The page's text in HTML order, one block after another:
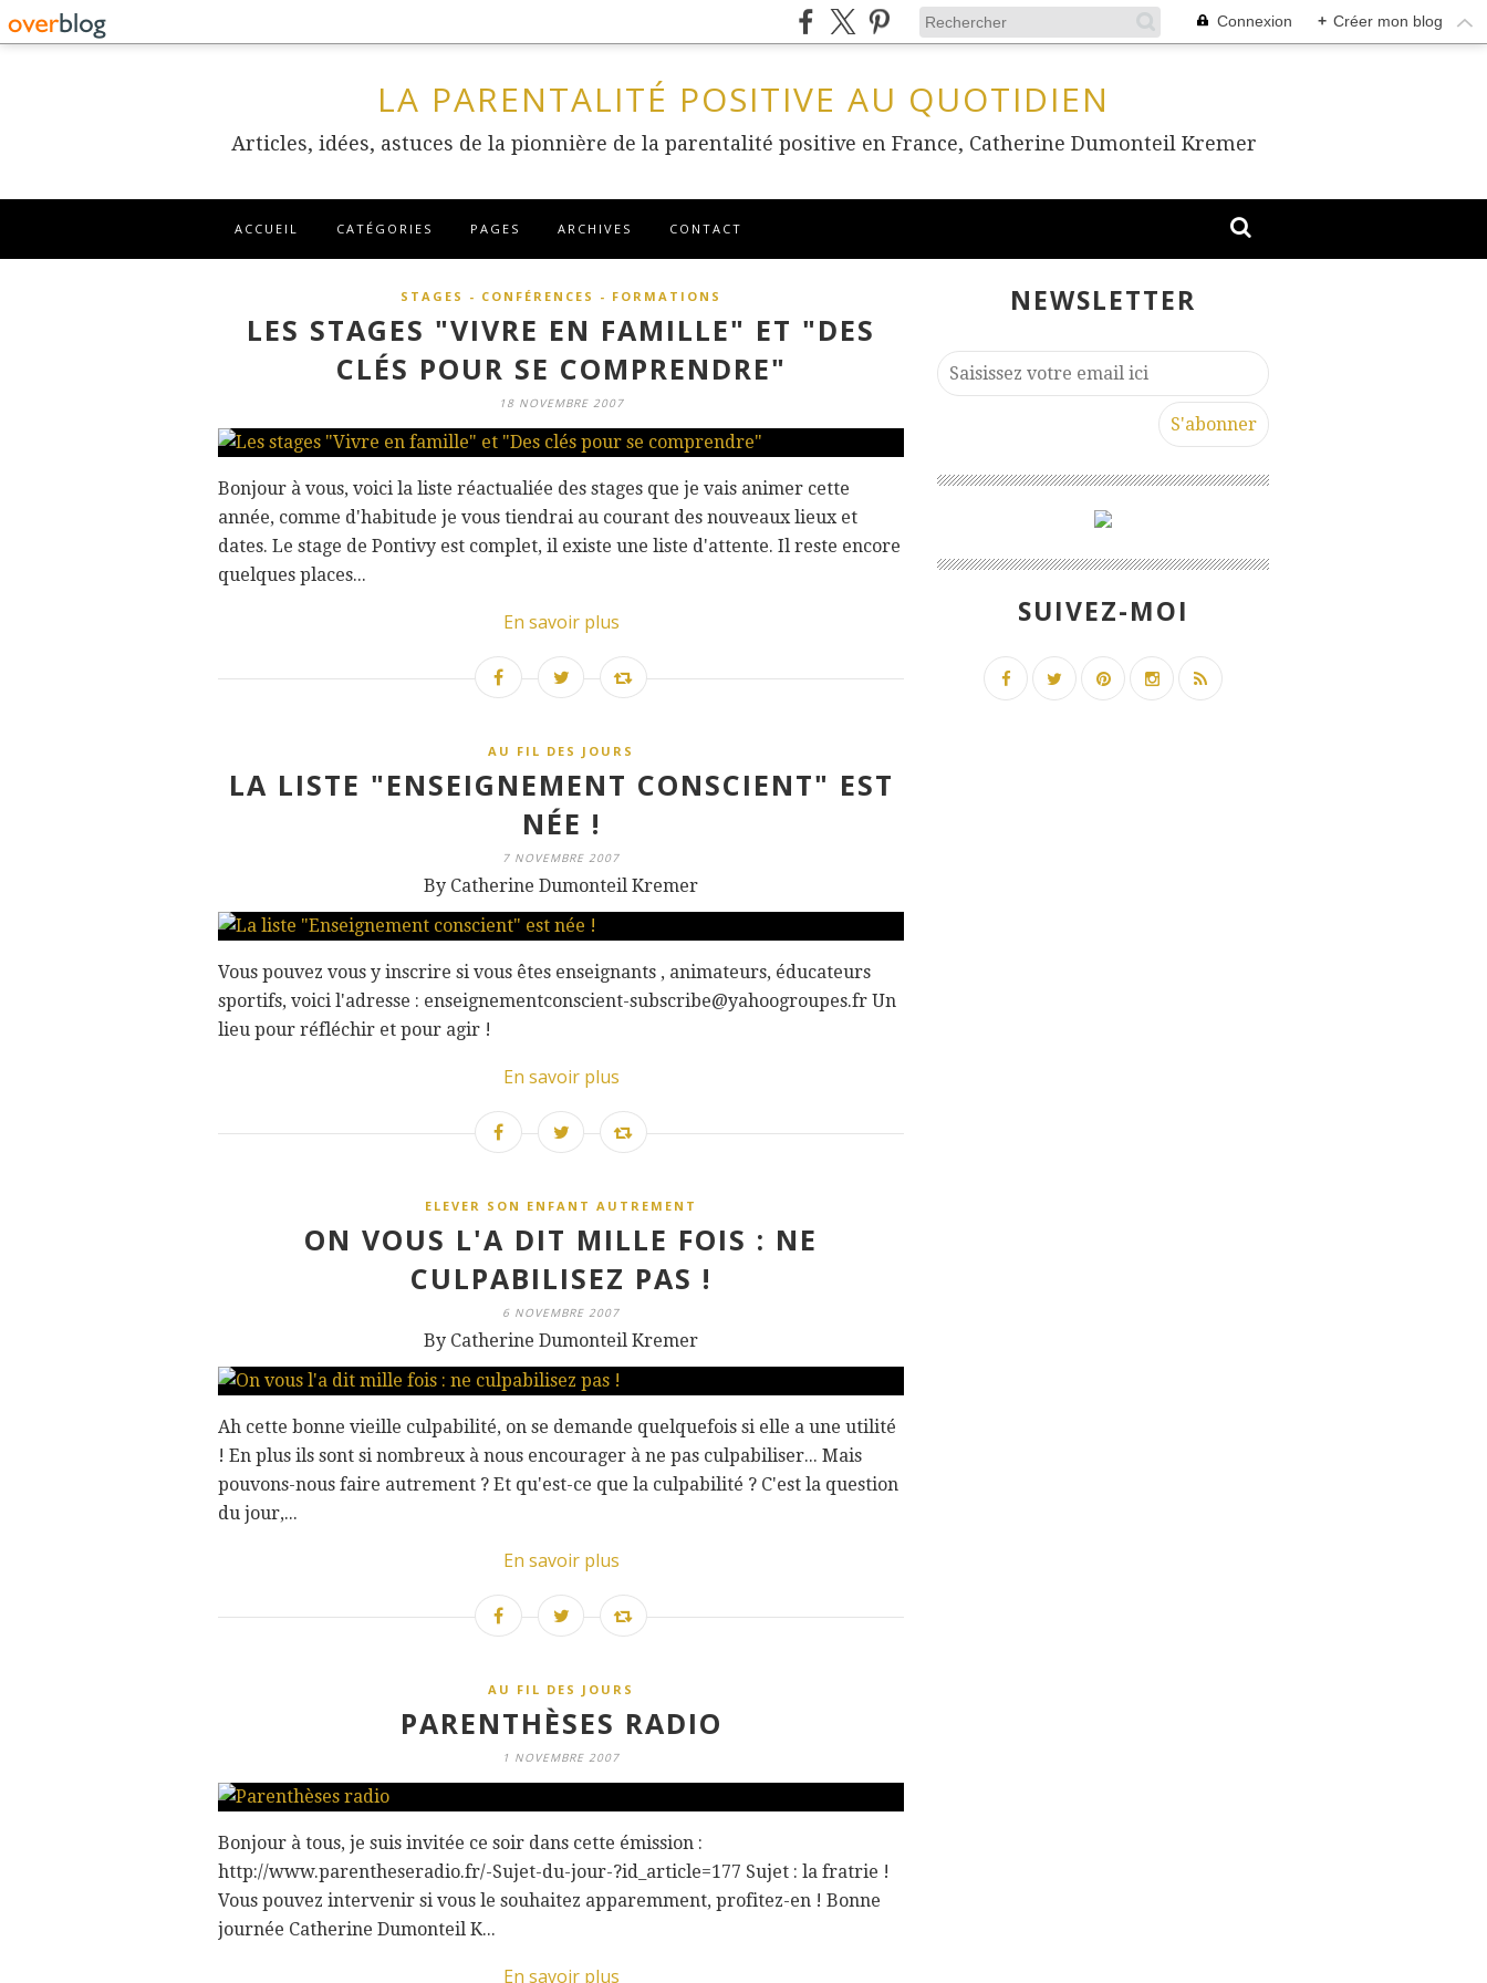
Connexion + Créer mon blog
LA PARENTALITÉ POSITIVE AU QUOTIDIEN
Articles, idées, astuces de la pionnière de la parentalité positive en France, Catherine Dumonteil Kremer
ACCUEIL CATÉGORIES PAGES ARCHIVES CONTACT
STAGES - CONFÉRENCES - FORMATIONS
LES STAGES "VIVRE EN FAMILLE" ET "DES
CLÉS POUR SE COMPRENDRE"
18 NOVEMBRE 2007
Bonjour à vous, voici la liste réactualiée des stages que je vais animer cette
année, comme d'habitude je vous tiendrai au courant des nouveaux lieux et
dates. Le stage de Pontivy est complet, il existe une liste d'attente. Il reste encore
quelques places...
En savoir plus
AU FIL DES JOURS
LA LISTE "ENSEIGNEMENT CONSCIENT" EST
NÉE !
7 NOVEMBRE 2007
By Catherine Dumonteil Kremer
Vous pouvez vous y inscrire si vous êtes enseignants , animateurs, éducateurs
sportifs, voici l'adresse : enseignementconscient-subscribe@yahoogroupes.fr Un
lieu pour réfléchir et pour agir !
En savoir plus
ELEVER SON ENFANT AUTREMENT
ON VOUS L'A DIT MILLE FOIS : NE
CULPABILISEZ PAS !
6 NOVEMBRE 2007
By Catherine Dumonteil Kremer
Ah cette bonne vieille culpabilité, on se demande quelquefois si elle a une utilité
! En plus ils sont si nombreux à nous encourager à ne pas culpabiliser... Mais
pouvons-nous faire autrement ? Et qu'est-ce que la culpabilité ? C'est la question
du jour,...
En savoir plus
AU FIL DES JOURS
PARENTHÈSES RADIO
1 NOVEMBRE 2007
Bonjour à tous, je suis invitée ce soir dans cette émission :
http://www.parentheseradio.fr/-Sujet-du-jour-?id_article=177 Sujet : la fratrie !
Vous pouvez intervenir si vous le souhaitez apparemment, profitez-en ! Bonne
journée Catherine Dumonteil K...
En savoir plus
NEWSLETTER
SUIVEZ-MOI